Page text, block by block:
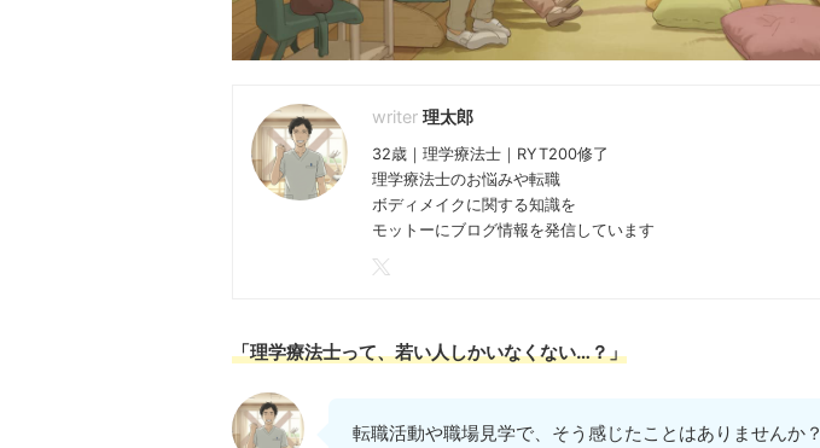
理太郎
32歳｜理学療法士｜RYT200修了
理学療法士のお悩みや転職
ボディメイクに関する知識を
モットーにブログ情報を発信しています
「理学療法士って、若い人しかいなくない…？」
転職活動や職場見学で、そう感じたことはありませんか？